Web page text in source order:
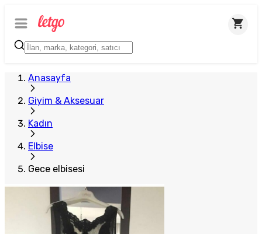
Anasayfa
Giyim & Aksesuar
Kadın
Elbise
Gece elbisesi